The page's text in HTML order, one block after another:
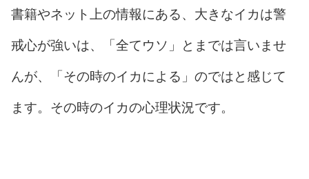
書籍やネット上の情報にある、大きなイカは警
戒心が強いは、「全てウソ」とまでは言いませ
んが、「その時のイカによる」のではと感じて
ます。その時のイカの心理状況です。